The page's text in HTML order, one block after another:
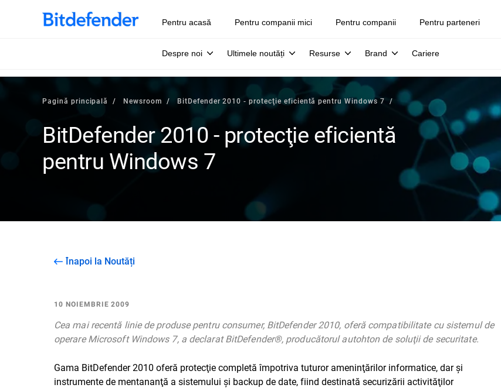
Pentru acasă Pentru companii mici Pentru companii Pentru parteneri
Despre noi Ultimele noutăți Resurse Brand Cariere
Pagină principală Newsroom BitDefender 2010 - protecţie eficientă pentru Windows 7
BitDefender 2010 - protecţie eficientă
pentru Windows 7
Înapoi la Noutăți
10 NOIEMBRIE 2009
Cea mai recentă linie de produse pentru consumer, BitDefender 2010, oferă compatibilitate cu sistemul de
operare Microsoft Windows 7, a declarat BitDefender®, producătorul autohton de soluţii de securitate.
Gama BitDefender 2010 oferă protecţie completă împotriva tuturor ameninţărilor informatice, dar şi
instrumente de mentananţă a sistemului şi backup de date, fiind destinată securizării activităţilor